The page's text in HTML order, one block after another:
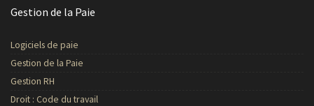
Gestion de la Paie
Logiciels de paie
Gestion de la Paie
Gestion RH
Droit : Code du travail